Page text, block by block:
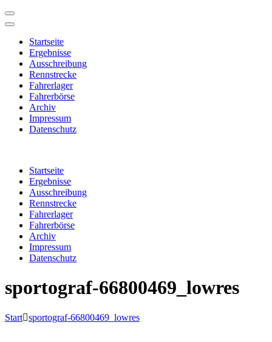
Startseite
Ergebnisse
Ausschreibung
Rennstrecke
Fahrerlager
Fahrerbörse
Archiv
Impressum
Datenschutz
springen
(Enter
drücken)
Startseite
Ergebnisse
Ausschreibung
Rennstrecke
Fahrerlager
Fahrerbörse
Archiv
Impressum
Datenschutz
sportograf-66800469_lowres
Start sportograf-66800469_lowres